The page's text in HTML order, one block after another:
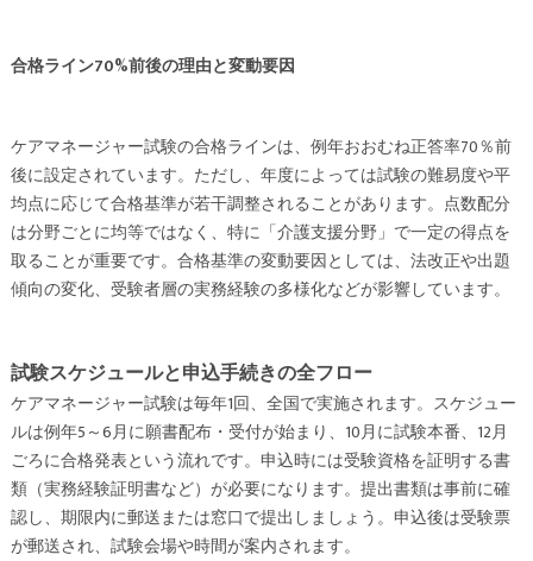
合格ライン70%前後の理由と変動要因
ケアマネージャー試験の合格ラインは、例年おおむね正答率70％前
後に設定されています。ただし、年度によっては試験の難易度や平
均点に応じて合格基準が若干調整されることがあります。点数配分
は分野ごとに均等ではなく、特に「介護支援分野」で一定の得点を
取ることが重要です。合格基準の変動要因としては、法改正や出題
傾向の変化、受験者層の実務経験の多様化などが影響しています。
試験スケジュールと申込手続きの全フロー
ケアマネージャー試験は毎年1回、全国で実施されます。スケジュー
ルは例年5～6月に願書配布・受付が始まり、10月に試験本番、12月
ごろに合格発表という流れです。申込時には受験資格を証明する書
類（実務経験証明書など）が必要になります。提出書類は事前に確
認し、期限内に郵送または窓口で提出しましょう。申込後は受験票
が郵送され、試験会場や時間が案内されます。